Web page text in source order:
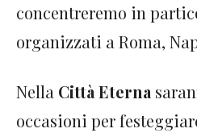
concentreremo in
organizzati a Roma,
Nella Città Eterna
occasioni per